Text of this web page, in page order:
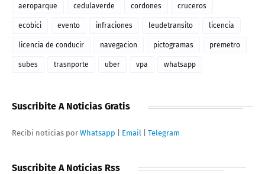
aeroparque cedulaverde cordones cruceros
ecobici evento infraciones leudetransito licencia
licencia de conducir navegacion pictogramas premetro
subes trasnporte uber vpa whatsapp
Suscribite A Noticias Gratis
Recibi noticias por Whatsapp Email Telegram
Suscribite A Noticias Rss